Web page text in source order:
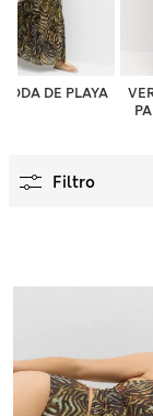
DE PLAYA
Filtro